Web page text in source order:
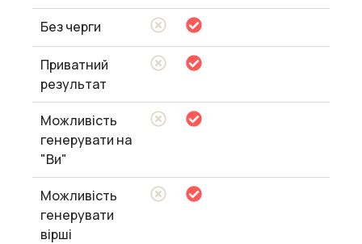
Без черги
Приватний
результат
Можливість
генерувати на
"Ви"
Можливість
генерувати
вірші